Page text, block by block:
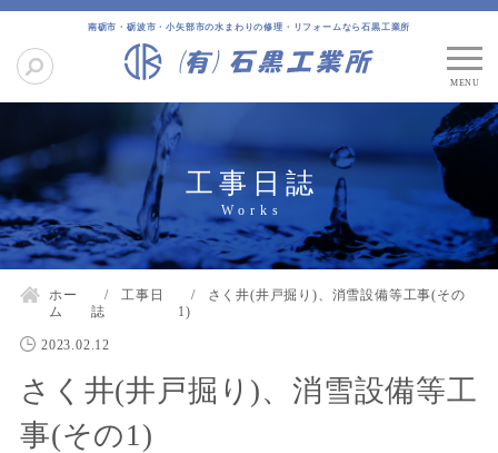
南砺市・砺波市・小矢部市の水まわりの修理・リフォームなら石黒工業所
工事日誌
ホー
ム
工事日
誌
さく井(井戸掘り)、消雪設備等工事(その
1)
2023.02.12
さく井(井戸掘り)、消雪設備等工
事(その1)